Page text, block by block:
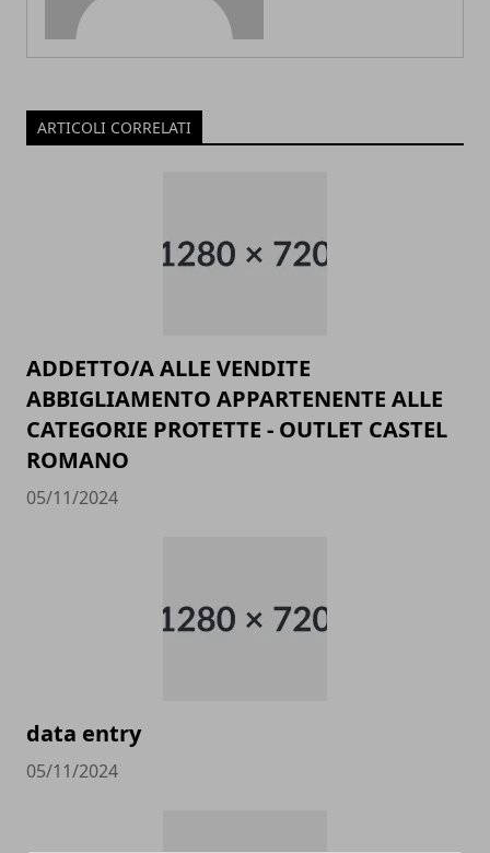
ARTICOLI CORRELATI
ADDETTO/A ALLE VENDITE
ABBIGLIAMENTO APPARTENENTE ALLE
CATEGORIE PROTETTE - OUTLET CASTEL
ROMANO
05/11/2024
data entry
05/11/2024